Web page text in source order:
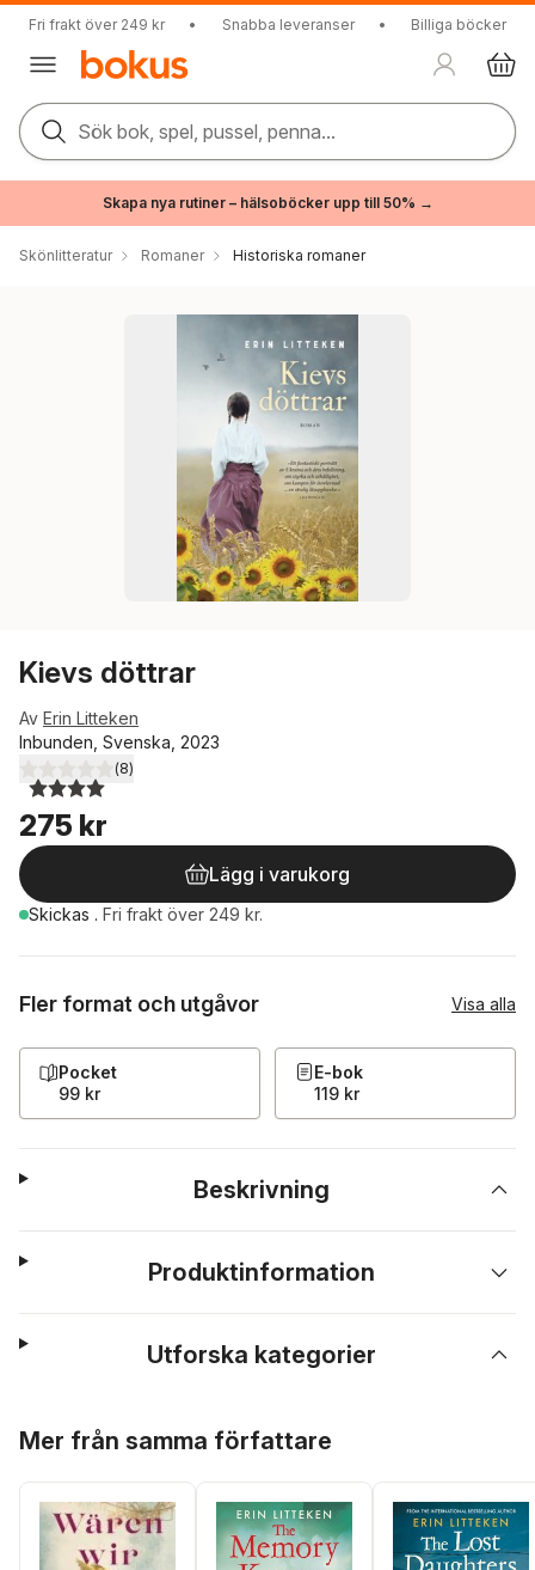
Fri frakt över 249 kr • Snabba leveranser • Billiga böcker
Sök bok, spel, pussel, penna...
Skapa nya rutiner – hälsoböcker upp till 50% →
Skönlitteratur Romaner Historiska romaner
Kievs döttrar
Av Erin Litteken
Inbunden, Svenska, 2023
4,0utav 5 stjärnor. Totalt antal röster:
(8)
275 kr
Lägg i varukorg
Skickas . Fri frakt över 249 kr.
Fler format och utgåvor Visa alla
Pocket
99 kr
E-bok
119 kr
Beskrivning
Produktinformation
Utforska kategorier
Mer från samma författare